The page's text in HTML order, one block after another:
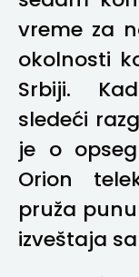
vreme za
okolnosti
Srbiji.
sledeći
je o
Orion
pruža
izveštaja